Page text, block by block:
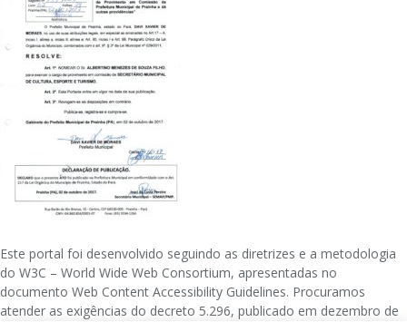
Este portal foi desenvolvido seguindo as diretrizes e a metodologia
do W3C – World Wide Web Consortium, apresentadas no
documento Web Content Accessibility Guidelines. Procuramos
atender as exigências do decreto 5.296, publicado em dezembro de